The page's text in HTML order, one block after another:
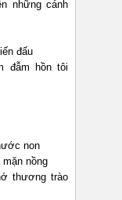
những cánh
đấu
đẫm hồn tôi
non
mặn nồng
thương trào